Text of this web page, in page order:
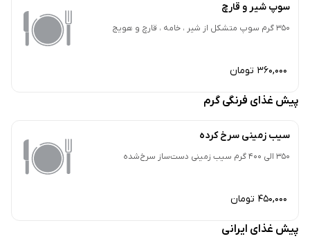
سوپ شیر و قارچ
350 گرم سوپ متشکل از شیر ، خامه ، قارچ و هویج
360,000 تومان
پیش غذای فرنگی گرم
سیب زمینی سرخ کرده
350 الی 400 گرم سیب زمینی دست‌ساز سرخ‌شده
450,000 تومان
پیش غذای ایرانی